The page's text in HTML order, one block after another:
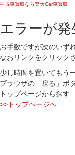
中古車買取なら楽天Car車買取
エラーが
お手数ですが次のいず
なおリンクをクリック
少し時間を置いてもう
ブラウザの「戻る」ボ
トップページから探す
>>トップページへ